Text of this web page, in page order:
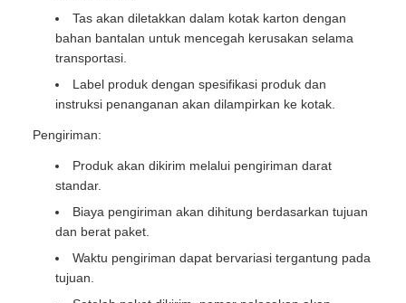
Tas akan diletakkan dalam kotak karton dengan
bahan bantalan untuk mencegah kerusakan selama
transportasi.
Label produk dengan spesifikasi produk dan
instruksi penanganan akan dilampirkan ke kotak.
Pengiriman:
Produk akan dikirim melalui pengiriman darat
standar.
Biaya pengiriman akan dihitung berdasarkan tujuan
dan berat paket.
Waktu pengiriman dapat bervariasi tergantung pada
tujuan.